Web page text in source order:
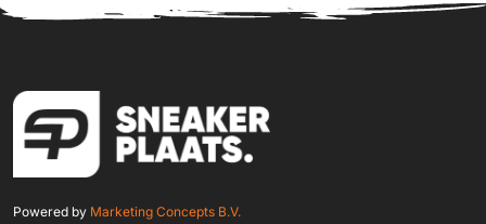
Powered by Marketing Concepts B.V.